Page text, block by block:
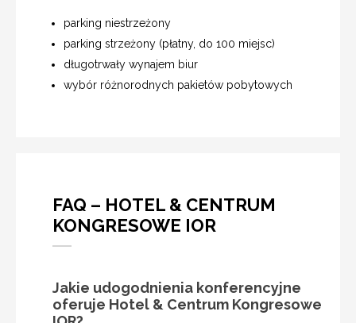
parking niestrzeżony
parking strzeżony (płatny, do 100 miejsc)
długotrwały wynajem biur
wybór różnorodnych pakietów pobytowych
FAQ – HOTEL & CENTRUM
KONGRESOWE IOR
Jakie udogodnienia konferencyjne
oferuje Hotel & Centrum Kongresowe